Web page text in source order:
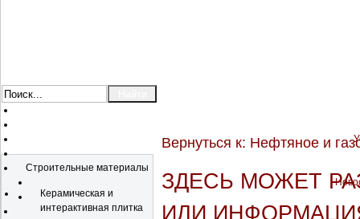
Строительные материалы
Керамическая и
интерактивная плитка
Вернуться к: Нефтяное и
ЗДЕСЬ МОЖЕТ
ИЛИ